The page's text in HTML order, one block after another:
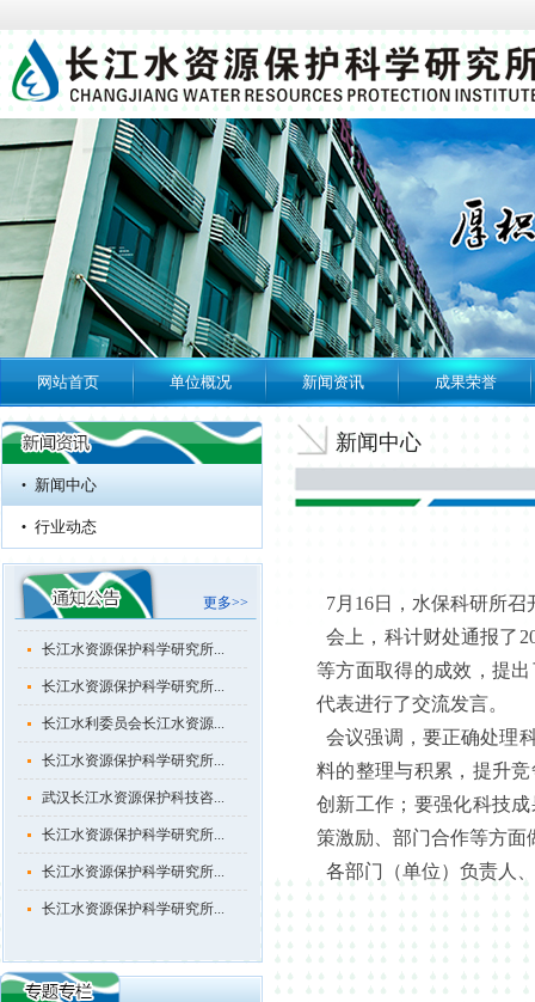
网站首页 单位概况 新闻资讯 成果荣誉
专题专栏 水利安全生产风险
新闻中心
行业动态
更多>>
长江水资源保护科学研究所...
长江水资源保护科学研究所...
长江水资源保护科学研究所...
长江水资源保护科学研究所...
长江水资源保护科学研究所...
新闻中心
7月16日，水保科研所
会上，科计财处通报了
等方面取得的成效，提
代表进行了交流发言。
会议强调，要正确处理
料的整理与积累，提升
创新工作；要强化科技
策激励、部门合作等方面
各部门（单位）负责人